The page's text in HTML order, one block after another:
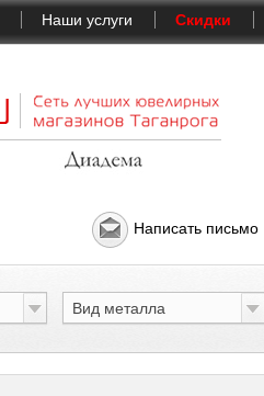
Наши услуги Скидки
Написать письмо
Вид металла